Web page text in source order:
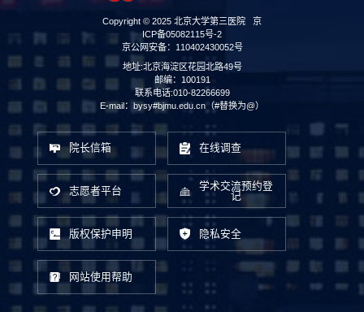
Copyright © 2025 北京大学第三医院 京
ICP备05082115号-2
京公网安备：110402430052号
地址:北京海淀区花园北路49号
邮编：100191
联系电话:010-82266699
E-mail：bysy#bjmu.edu.cn（#替换为@）
院长信箱 在线调查
志愿者平台
学术交流预约登
记
版权保护申明 隐私安全
网站使用帮助